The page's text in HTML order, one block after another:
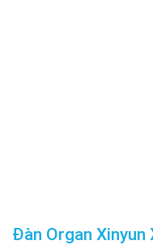
Đàn Organ Xinyun